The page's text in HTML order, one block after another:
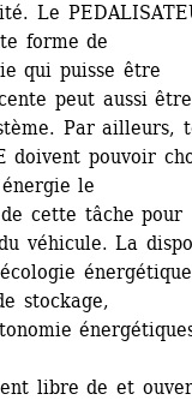
Le
forme de
qui puisse être
peut aussi être
Par ailleurs,
doivent pouvoir
le
cette tâche pour
véhicule. La
stockage,
libre de et